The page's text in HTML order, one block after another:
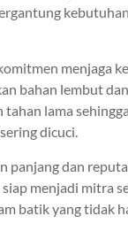
menjaga
bahan lembut
tahan lama
dicuci.
panjang dan
menjadi mitra
batik yang tidak